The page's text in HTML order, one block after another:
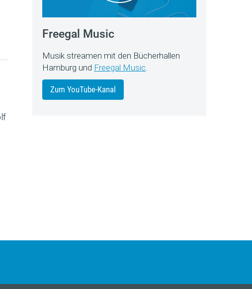
Freegal Music
Musik streamen mit den Bücherhallen
Hamburg und Freegal Music.
Zum YouTube-Kanal